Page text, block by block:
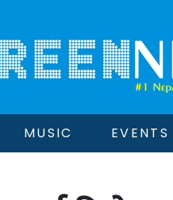
MUSIC EVENTS